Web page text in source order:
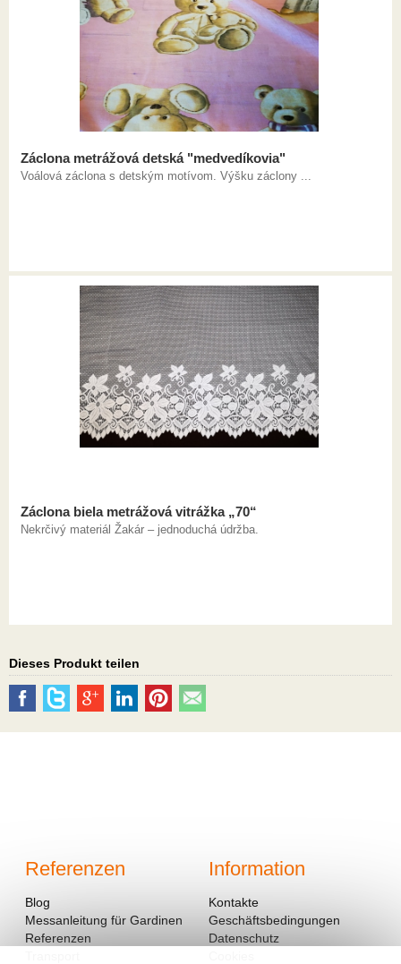
Záclona metrážová detská "medvedíkovia"
Voálová záclona s detským motívom. Výšku záclony ...
Záclona biela metrážová vitrážka „70“
Nekrčivý materiál Žakár – jednoduchá údržba.
Dieses Produkt teilen
Referenzen
Blog
Messanleitung für Gardinen
Referenzen
Information
Kontakte
Geschäftsbedingungen
Datenschutz